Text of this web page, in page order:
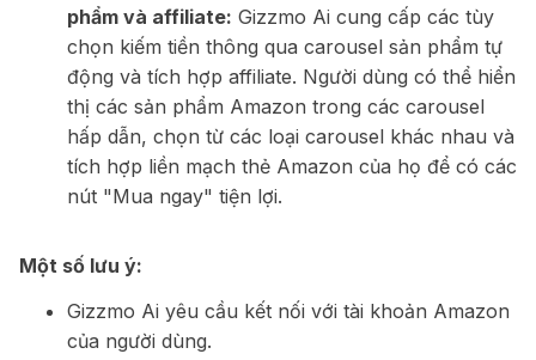
phẩm và affiliate: Gizzmo Ai cung cấp các tùy
chọn kiếm tiền thông qua carousel sản phẩm tự
động và tích hợp affiliate. Người dùng có thể hiển
thị các sản phẩm Amazon trong các carousel
hấp dẫn, chọn từ các loại carousel khác nhau và
tích hợp liền mạch thẻ Amazon của họ để có các
nút "Mua ngay" tiện lợi.
Một số lưu ý:
Gizzmo Ai yêu cầu kết nối với tài khoản Amazon
của người dùng.